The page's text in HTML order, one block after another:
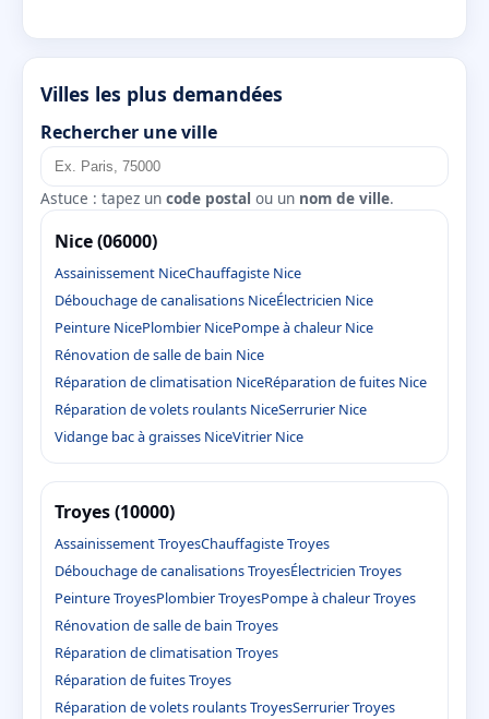
Villes les plus demandées
Rechercher une ville
Astuce : tapez un code postal ou un nom de ville.
Nice (06000)
Assainissement NiceChauffagiste Nice
Débouchage de canalisations NiceÉlectricien Nice
Peinture NicePlombier NicePompe à chaleur Nice
Rénovation de salle de bain Nice
Réparation de climatisation NiceRéparation de fuites Nice
Réparation de volets roulants NiceSerrurier Nice
Vidange bac à graisses NiceVitrier Nice
Troyes (10000)
Assainissement TroyesChauffagiste Troyes
Débouchage de canalisations TroyesÉlectricien Troyes
Peinture TroyesPlombier TroyesPompe à chaleur Troyes
Rénovation de salle de bain Troyes
Réparation de climatisation Troyes
Réparation de fuites Troyes
Réparation de volets roulants TroyesSerrurier Troyes